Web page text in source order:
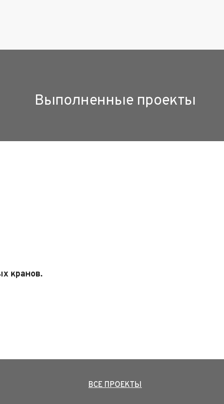
Выполненные проекты
кранов.
ВСЕ ПРОЕКТЫ